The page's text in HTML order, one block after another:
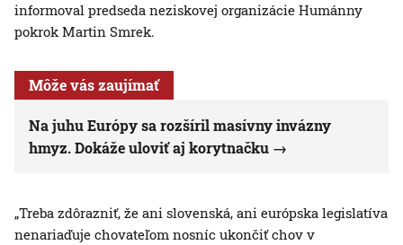
informoval predseda neziskovej organizácie Humánny
pokrok Martin Smrek.
Môže vás zaujímať
Na juhu Európy sa rozšíril masívny invázny
hmyz. Dokáže uloviť aj korytnačku
„Treba zdôrazniť, že ani slovenská, ani európska legislatíva
nenariaďuje chovateľom nosníc ukončiť chov v